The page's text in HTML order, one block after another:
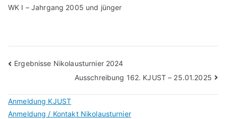
WK I – Jahrgang 2005 und jünger
Beitragsnavigation
Ergebnisse Nikolausturnier 2024
Ausschreibung 162. KJUST – 25.01.2025
Anmeldung KJUST
Anmeldung / Kontakt Nikolausturnier